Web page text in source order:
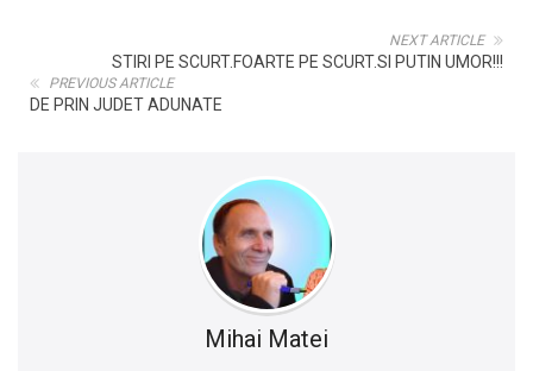
NEXT ARTICLE
STIRI PE SCURT.FOARTE PE SCURT.SI PUTIN UMOR!!!
PREVIOUS ARTICLE
DE PRIN JUDET ADUNATE
Mihai Matei